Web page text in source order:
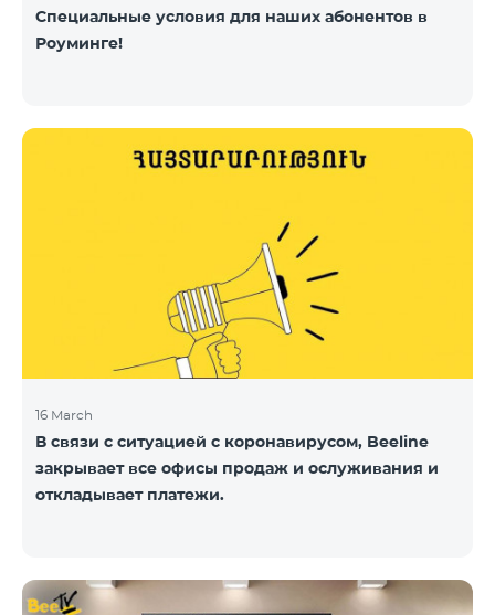
Специальные условия для наших абонентов в
Роуминге!
16 March
В связи с ситуацией с коронавирусом, Beeline
закрывает все офисы продаж и ослуживания и
откладывает платежи.